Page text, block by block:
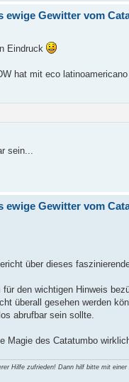
ewige Gewitter vom
Eindruck
hat mit eco
sein...
ewige Gewitter vom
über dieses
den wichtigen Hinweis
überall gesehen werden
abrufbar sein sollte.
Magie des Catatumbo
Hilfe zufrieden! Dann hilf bitte mit einer